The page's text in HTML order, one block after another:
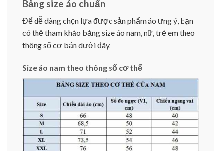
Bảng size áo chuẩn
Để dễ dàng chọn lựa được sản phẩm áo ưng ý, bạn
có thể tham khảo bảng size áo nam, nữ, trẻ em theo
thông số cơ bản dưới đây.
Size áo nam theo thông số cơ thể